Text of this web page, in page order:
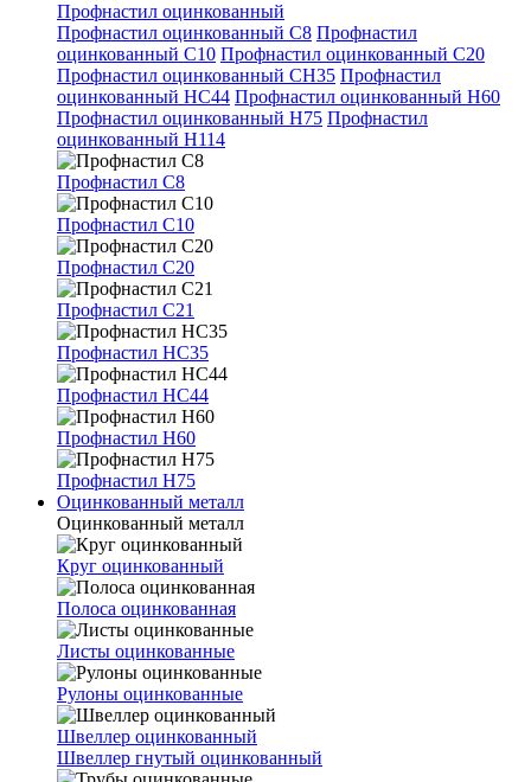
Профнастил оцинкованный
Профнастил оцинкованный С8 Профнастил
оцинкованный С10 Профнастил оцинкованный С20
Профнастил оцинкованный СН35 Профнастил
оцинкованный НС44 Профнастил оцинкованный Н60
Профнастил оцинкованный Н75 Профнастил
оцинкованный Н114
Профнастил С8
Профнастил С10
Профнастил С20
Профнастил С21
Профнастил НС35
Профнастил НС44
Профнастил Н60
Профнастил Н75
Оцинкованный металл
Оцинкованный металл
Круг оцинкованный
Полоса оцинкованная
Листы оцинкованные
Рулоны оцинкованные
Швеллер оцинкованный
Швеллер гнутый оцинкованный